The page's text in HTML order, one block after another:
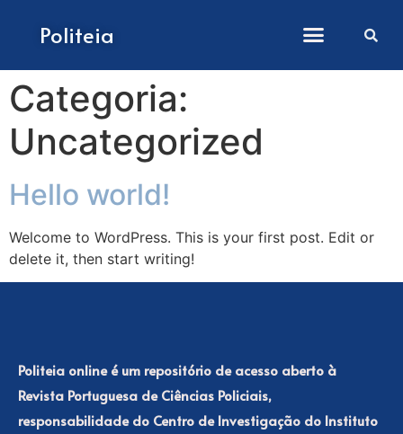
Politeia
Categoria:
Uncategorized
Hello world!
Welcome to WordPress. This is your first post. Edit or
delete it, then start writing!
Politeia online é um repositório de acesso aberto à
Revista Portuguesa de Ciências Policiais,
responsabilidade do Centro de Investigação do Instituto